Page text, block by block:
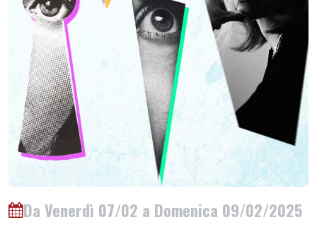
Da Venerdì 07/02 a Domenica 09/02/2025